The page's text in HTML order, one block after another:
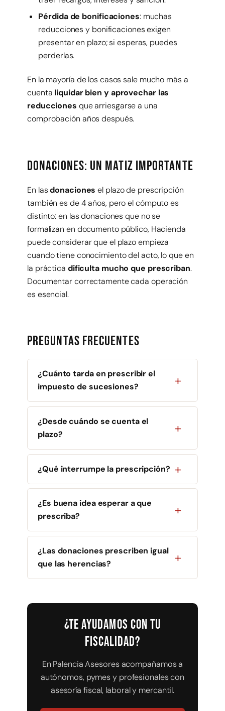
Pérdida de bonificaciones: muchas
reducciones y bonificaciones exigen
presentar en plazo; si esperas, puedes
perderlas.
En la mayoría de los casos sale mucho más a
cuenta liquidar bien y aprovechar las
reducciones que arriesgarse a una
comprobación años después.
Donaciones: un matiz importante
En lasdonaciones el plazo de prescripción
también es de 4 años, pero el cómputo es
distinto: en las donaciones que no se
formalizan en documento público, Hacienda
puede considerar que el plazo empieza
cuando tiene conocimiento del acto, lo que en
la práctica dificulta mucho que prescriban.
Documentar correctamente cada operación
es esencial.
Preguntas frecuentes
¿Cuánto tarda en prescribir el
impuesto de sucesiones?
¿Desde cuándo se cuenta el
plazo?
¿Qué interrumpe la prescripción?
¿Es buena idea esperar a que
prescriba?
¿Las donaciones prescriben igual
que las herencias?
¿Te ayudamos con tu
fiscalidad?
En Palencia Asesores acompañamos a
autónomos, pymes y profesionales con
asesoría fiscal, laboral y mercantil.